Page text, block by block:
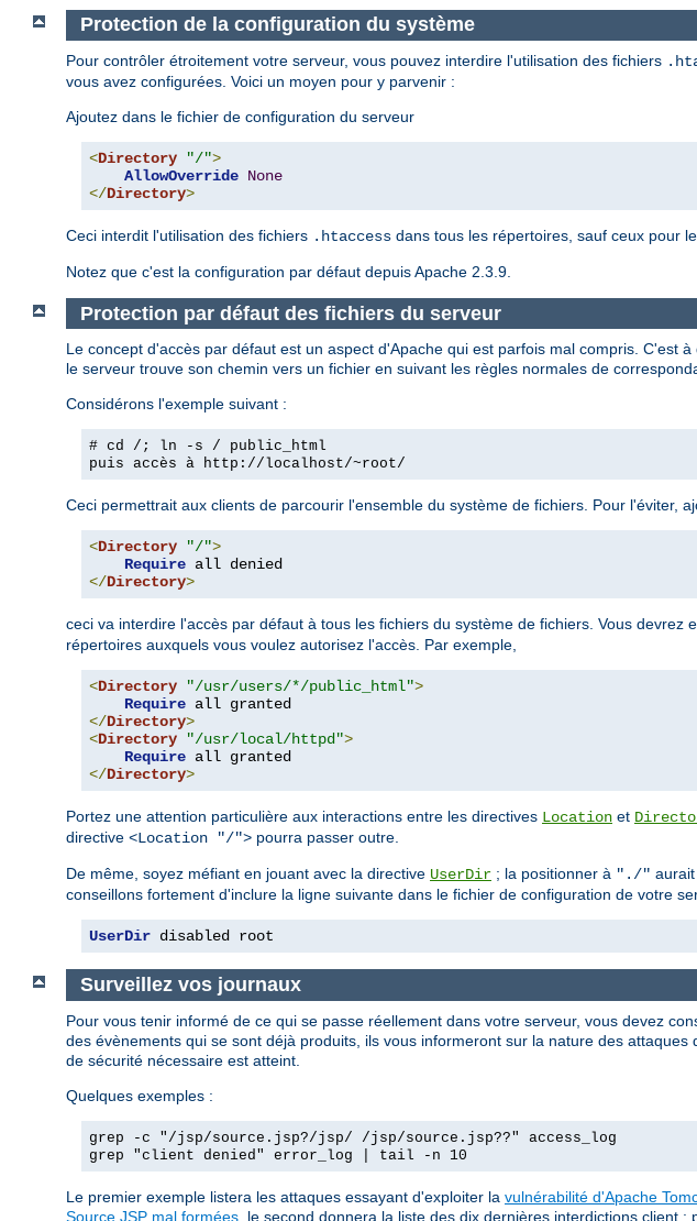
Protection de la configuration du système
Pour contrôler étroitement votre serveur, vous pouvez interdire l'utilisation des fichiers
vous avez configurées. Voici un moyen pour y parvenir :
Ajoutez dans le fichier de configuration du serveur
<Directory "/">
AllowOverride None
</Directory>
Ceci interdit l'utilisation des fichiers .htaccess dans tous les répertoires, sauf ceux pour
Notez que c'est la configuration par défaut depuis Apache 2.3.9.
Protection par défaut des fichiers du serveur
Le concept d'accès par défaut est un aspect d'Apache qui est parfois mal compris. C'est
le serveur trouve son chemin vers un fichier en suivant les règles normales de
Considérons l'exemple suivant :
# cd /; ln -s / public_html
puis accès à http://localhost/~root/
Ceci permettrait aux clients de parcourir l'ensemble du système de fichiers. Pour l'éviter,
<Directory "/">
Require
</Directory>
ceci va interdire l'accès par défaut à tous les fichiers du système de fichiers. Vous devrez
répertoires auxquels vous voulez autorisez l'accès. Par exemple,
<Directory "/usr/users/*/public_html">
Require
</Directory>
<Directory "/usr/local/httpd">
Require
</Directory>
Portez une attention particulière aux interactions entre les directives Location et
directive <Location "/"> pourra passer outre.
De même, soyez méfiant en jouant avec la directive UserDir ; la positionner à "./"
conseillons fortement d'inclure la ligne suivante dans le fichier de configuration de votre
UserDir disabled root
Surveillez vos journaux
Pour vous tenir informé de ce qui se passe réellement dans votre serveur, vous devez
des évènements qui se sont déjà produits, ils vous informeront sur la nature des
de sécurité nécessaire est atteint.
Quelques exemples :
grep -c "/jsp/source.jsp?/jsp/ /jsp/source.jsp??" access_log
grep "client denied" error_log | tail -n 10
Le premier exemple listera les attaques essayant d'exploiter la vulnérabilité d'Apache
Source.JSP mal formées , le second donnera la liste des dix dernières interdictions client ;